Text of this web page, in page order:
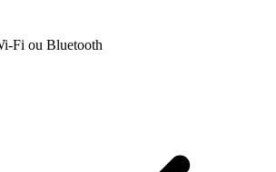
Fi ou Bluetooth